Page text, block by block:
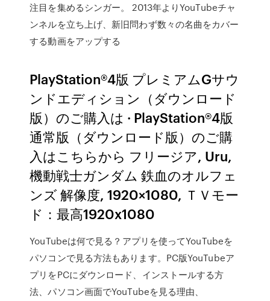
注目を集めるシンガー。 2013年よりYouTubeチャ
ンネルを立ち上げ、新旧問わず数々の名曲をカバー
する動画をアップする
PlayStation®4版 プレミアムGサウ
ンドエディション（ダウンロード
版）のご購入は · PlayStation®4版
通常版（ダウンロード版）のご購
入はこちらから フリージア, Uru,
機動戦士ガンダム 鉄血のオルフェ
ンズ 解像度, 1920×1080, ＴＶモー
ド：最高1920x1080
YouTubeは何で見る？アプリを使ってYouTubeを
パソコンで見る方法もあります。PC版YouTubeア
プリをPCにダウンロード、インストールする方
法、パソコン画面でYouTubeを見る理由、